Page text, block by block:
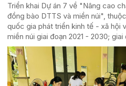
Triển khai Dự án 7 về "Nâng cao
đồng bào DTTS và miền núi",
quốc gia phát triển kinh tế - xã hội
miền núi giai đoạn 2021 - 2030; giai